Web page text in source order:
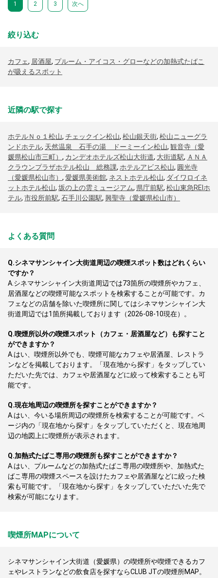
1 2 3 次へ
絞り込む
カフェ, 居酒屋, プルーム・アイコス・グローなどの加熱式たばこ
が吸えるスポット
近隣の駅で探す
ホテルＮｏ１松山, チェックイン松山, 松山銀天街, 松山ニューグラ
ンドホテル, 天然温泉 石手の湯 ドーミーイン松山, 観音寺（愛
媛県松山市三町） , カンデオホテルズ松山大街道, 大街道駅, ＡＮＡ
クラウンプラザホテル松山 総務課, ホテルアビス松山, 圓光寺
（愛媛県松山市） , 愛媛県美術館, ネストホテル松山, ダイワロイネ
ットホテル松山, 坂の上の雲ミュージアム, 県庁前駅, 松山東急REIホ
テル, 市役所前駅, 石手川公園駅, 興聖寺（愛媛県松山市）
よくある質問
Q.シネマサンシャイン大街道周辺の喫煙スポット数はどれくらい
ですか？
A. シネマサンシャイン大街道周辺では73箇所の喫煙所やカフェ、
居酒屋などの喫煙可能なスポットを検索することが可能です。カ
フェなどの店舗を除いた喫煙所に関してはシネマサンシャイン大
街道周辺では1箇所掲載しております（2026-08-10現在）。
Q.喫煙所以外の喫煙スポット（カフェ・居酒屋など）も探すこと
ができますか？
A. はい、喫煙所以外でも、喫煙可能なカフェや居酒屋、レストラ
ンなどを掲載しております。「現在地から探す」をタップしてい
ただいた先では、カフェや居酒屋などに絞って検索することも可
能です。
Q.現在地周辺の喫煙所を探すことができますか？
A. はい、今いる場所周辺の喫煙所を検索することが可能です。ペ
ージ内の「現在地から探す」をタップしていただくと、現在地周
辺の地図上に喫煙所が表示されます。
Q.加熱式たばこ専用の喫煙所も探すことができますか？
A. はい、プルームなどの加熱式たばこ専用の喫煙所や、加熱式た
ばこ専用の喫煙スペースを設けたカフェや居酒屋などに絞った検
索も可能です。「現在地から探す」をタップしていただいた先で
検索が可能になります。
喫煙所MAPについて
シネマサンシャイン大街道（愛媛県）の喫煙所や喫煙できるカフ
ェやレストランなどの飲食店を探すならCLUB JTの喫煙所MAP。